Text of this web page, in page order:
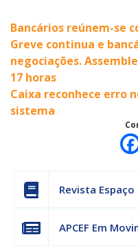
Bancários reúnem-se
Greve continua e
negociações.
17 horas
Caixa reconhece erro
sistema
Revista Espaço
APCEF Em